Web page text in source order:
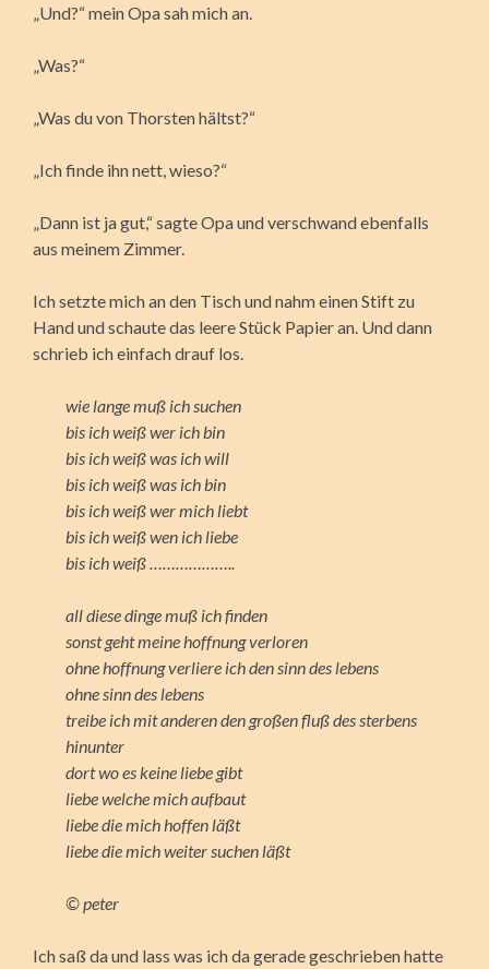
„Und?“ mein Opa sah mich an.
„Was?“
„Was du von Thorsten hältst?“
„Ich finde ihn nett, wieso?“
„Dann ist ja gut,“ sagte Opa und verschwand ebenfalls
aus meinem Zimmer.
Ich setzte mich an den Tisch und nahm einen Stift zu
Hand und schaute das leere Stück Papier an. Und dann
schrieb ich einfach drauf los.
wie lange muß ich suchen
bis ich weiß wer ich bin
bis ich weiß was ich will
bis ich weiß was ich bin
bis ich weiß wer mich liebt
bis ich weiß wen ich liebe
bis ich weiß ………………..
all diese dinge muß ich finden
sonst geht meine hoffnung verloren
ohne hoffnung verliere ich den sinn des lebens
ohne sinn des lebens
treibe ich mit anderen den großen fluß des sterbens
hinunter
dort wo es keine liebe gibt
liebe welche mich aufbaut
liebe die mich hoffen läßt
liebe die mich weiter suchen läßt
© peter
Ich saß da und lass was ich da gerade geschrieben hatte